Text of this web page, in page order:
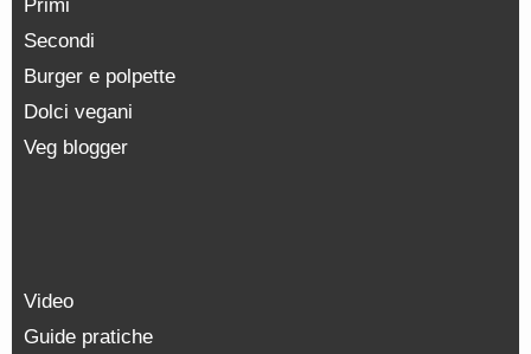
Primi
Secondi
Burger e polpette
Dolci vegani
Veg blogger
Video
Guide pratiche